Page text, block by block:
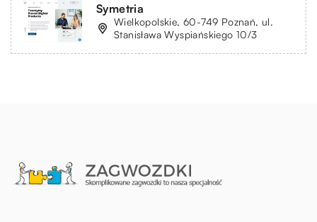
Symetria
Wielkopolskie, 60-749 Poznań, ul.
Stanisława Wyspiańskiego 10/3